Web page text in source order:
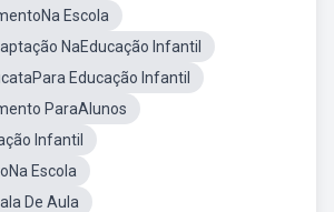
Escola
NaEducação Infantil
Educação Infantil
ParaAlunos
Infantil
Escola
De Aula